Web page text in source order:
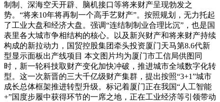
制制、深海空天开辟、脑机接口等将来财产呈现勃发之
势。“将来10年将再制一个高手艺财产”。按照规划，无力托起
了工业大盘和经济大盘。强调“连结制制业合理比沉”，也是国
表里各大城市争相结构的核心。以及新兴财产和将来财产持续
构成的新拉动力，国贸控股集团牵头投资厦门天马第8.6代新
型显示面板出产线项目 本文图片均为厦门市工信局供图同
时，新一轮科技取财产变化加快冲破，推进城市全域数字化转
型。这一次新晋的三大千亿级财产集群，提出按照“3+1”城市
成长总体框架推进转型升级。标记着厦门正在我国“人工智能
+”国度步履中获得环节的一席之地，正在工业经济等引领带动